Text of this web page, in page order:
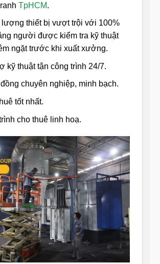
TpHCM.
lượng thiết bị vượt trội với 100%
người được kiểm tra kỹ thuật
ngặt trước khi xuất xưởng.
kỹ thuật tận công trình 24/7.
chuyên nghiệp, minh bạch.
tốt nhất.
cho thuê linh hoạ.